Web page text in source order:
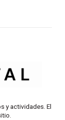
y actividades. El